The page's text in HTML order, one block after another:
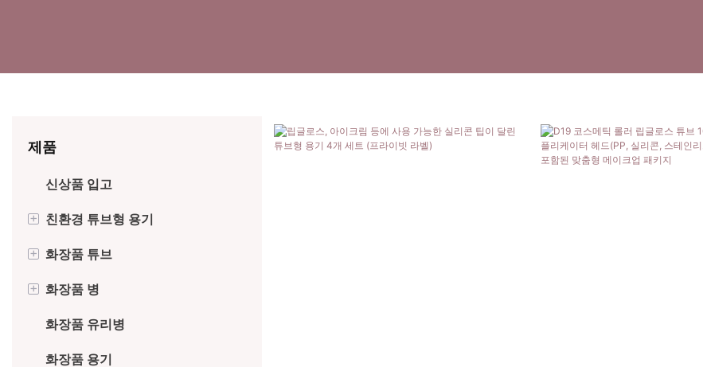
제품
신상품 입고
+ 친환경 튜브형 용기
알루미늄 접이식 튜브
사탕수수 튜브
PCR 튜브
크라프트 종이 튜브
+ 화장품 튜브
용도에 따른 튜브 분류
캡으로 분류된 튜브
도포용 화장품 튜브
+ 화장품 병
알루미늄 병
대나무 병
화장품 유리병
화장품 용기